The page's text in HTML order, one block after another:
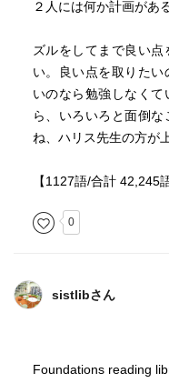
２人には何か計画があ
ズルをしてまで良い
い。良い点を取りたい
いのなら勉強しなく
ら、いろいろと面倒
ね、ハリス先生の方が
【1127語/合計 42,245
0
sistlibさん
Foundations reading